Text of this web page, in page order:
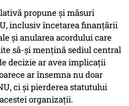
propune și măsuri
inclusiv încetarea finanțării
și anularea acordului care
să-și mențină sediul central
decizie ar avea implicații
ar însemna nu doar
ci și pierderea statutului
organizații.